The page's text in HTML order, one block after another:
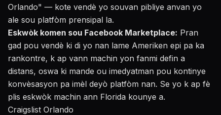
Orlando" — kote vendè yo souvan pibliye anvan yo
ale sou platfòm prensipal la.
Eskwòk komen sou Facebook Marketplace: Pran
gad pou vendè ki di yo nan lame Ameriken epi pa ka
rankontre, k ap vann machin yon fanmi defin a
distans, oswa ki mande ou imedyatman pou kontinye
konvèsasyon pa imèl deyò platfòm nan. Se yo k ap fè
plis eskwòk machin ann Florida kounye a.
Craigslist Orlando